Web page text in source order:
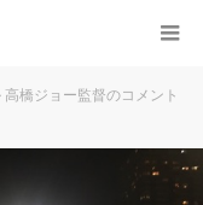
橋ジョー監督のコメント